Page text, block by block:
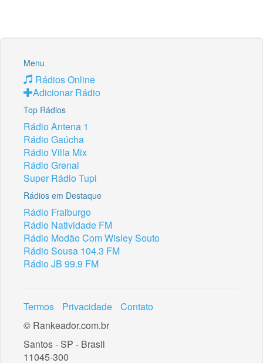
Menu
Rádios Online
Adicionar Rádio
Top Rádios
Rádio Antena 1
Rádio Gaúcha
Rádio Villa Mix
Rádio Grenal
Super Rádio Tupi
Rádios em Destaque
Rádio Fraiburgo
Rádio Natividade FM
Rádio Modão Com Wisley Souto
Rádio Sousa 104.3 FM
Rádio JB 99.9 FM
Termos Privacidade
Contato
© Rankeador.com.br
Santos - SP - Brasil
11045-300